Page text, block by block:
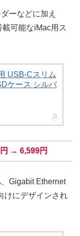
ーなどに加え
可能なiMac用ス
USB-Cスリム
ケース シルバ
→ 6,599円
Gigabit Ethernet
けにデザインされ